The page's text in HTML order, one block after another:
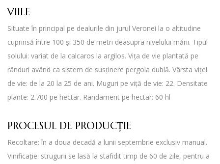
VIILE
Situate în principal pe dealurile din jurul Veronei la o altitudine
cuprinsă între 100 și 350 de metri deasupra nivelului mării. Tipul
solului: variat de la calcaros la argilos. Vița de vie plantată pe
rânduri având ca sistem de susținere pergola dublă. Vârsta viței
de vie: de la 20 la 25 de ani. Muguri pe viță de vie: 22. Densitate
plante: 2.700 pe hectar. Randament pe hectar: 60 hl
PROCESUL DE PRODUCȚIE
Recoltare: în a doua decadă a lunii septembrie exclusiv manual.
Vinificație: strugurii se lasă la stafidit timp de 60 de zile, pentru a